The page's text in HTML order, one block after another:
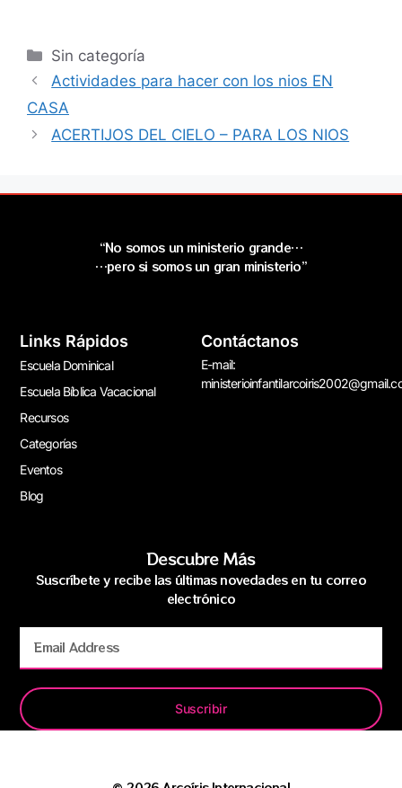
Sin categoría
Actividades para hacer con los nios EN
CASA
ACERTIJOS DEL CIELO – PARA LOS NIOS
“No somos un ministerio grande…
…pero si somos un gran ministerio”
Links Rápidos
Escuela Dominical
Escuela Bíblica Vacacional
Recursos
Categorías
Eventos
Blog
Contáctanos
E-mail:
Descubre Más
Suscríbete y recibe las últimas novedades en tu correo
electrónico
Suscribir